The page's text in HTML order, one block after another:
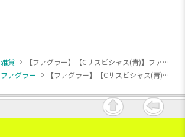
雑貨
【ファグラー】【Cサスビシャス(青)】ファグラー ぬいぐるみポーチVer.2
ファグラー 【ファグラー】【Cサスビシャス(青)】ファグラー ぬいぐるみポーチVer.2